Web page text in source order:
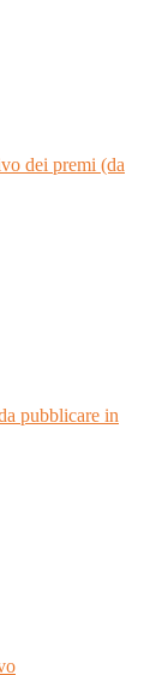
dei premi (da
pubblicare in